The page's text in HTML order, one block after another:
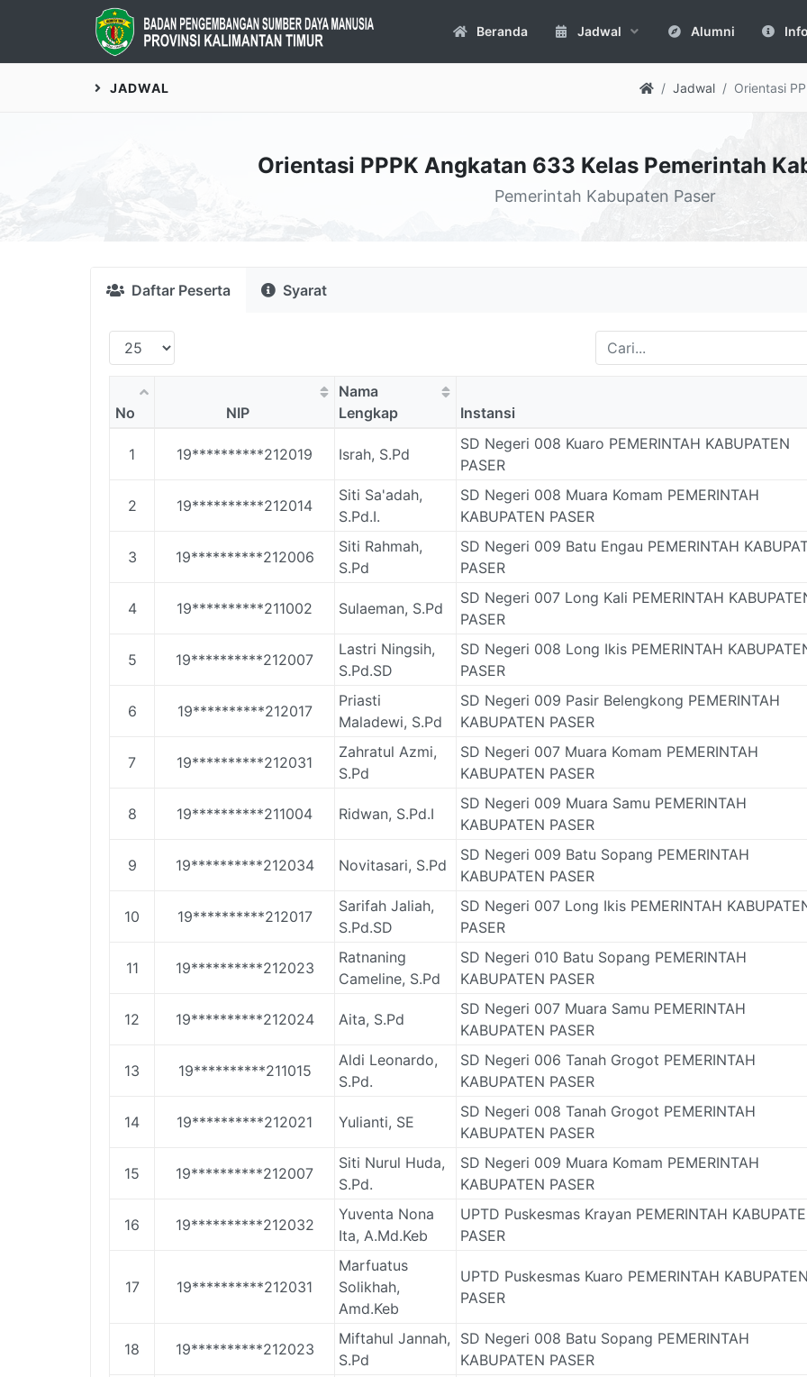
Beranda Jadwal Alumni
JADWAL Jadwal Orientasi
Orientasi PPPK Angkatan 633 Kelas Pemerintah
Pemerintah Kabupaten Paser
Daftar Peserta Syarat
No NIP
Nama
Lengkap
Instansi
1 19**********212019 Israh, S.Pd
SD Negeri 008 Kuaro PEMERINTAH KABUPATEN
PASER
2 19**********212014
Siti Sa'adah,
S.Pd.I.
SD Negeri 008 Muara Komam PEMERINTAH
KABUPATEN PASER
3 19**********212006
Siti Rahmah,
S.Pd
SD Negeri 009 Batu Engau PEMERINTAH
PASER
4 19**********211002 Sulaeman, S.Pd
SD Negeri 007 Long Kali PEMERINTAH
PASER
5 19**********212007
Lastri Ningsih,
S.Pd.SD
SD Negeri 008 Long Ikis PEMERINTAH
PASER
6 19**********212017
Priasti
Maladewi, S.Pd
SD Negeri 009 Pasir Belengkong PEMERINTAH
KABUPATEN PASER
7 19**********212031
Zahratul Azmi,
S.Pd
SD Negeri 007 Muara Komam PEMERINTAH
KABUPATEN PASER
8 19**********211004 Ridwan, S.Pd.I
SD Negeri 009 Muara Samu PEMERINTAH
KABUPATEN PASER
9 19**********212034 Novitasari, S.Pd
SD Negeri 009 Batu Sopang PEMERINTAH
KABUPATEN PASER
10 19**********212017
Sarifah Jaliah,
S.Pd.SD
SD Negeri 007 Long Ikis PEMERINTAH
PASER
11 19**********212023
Ratnaning
Cameline, S.Pd
SD Negeri 010 Batu Sopang PEMERINTAH
KABUPATEN PASER
12 19**********212024 Aita, S.Pd
SD Negeri 007 Muara Samu PEMERINTAH
KABUPATEN PASER
13 19**********211015
Aldi Leonardo,
S.Pd.
SD Negeri 006 Tanah Grogot PEMERINTAH
KABUPATEN PASER
14 19**********212021 Yulianti, SE
SD Negeri 008 Tanah Grogot PEMERINTAH
KABUPATEN PASER
15 19**********212007
Siti Nurul Huda,
S.Pd.
SD Negeri 009 Muara Komam PEMERINTAH
KABUPATEN PASER
16 19**********212032
Yuventa Nona
Ita, A.Md.Keb
UPTD Puskesmas Krayan PEMERINTAH
PASER
17 19**********212031
Marfuatus
Solikhah,
Amd.Keb
UPTD Puskesmas Kuaro PEMERINTAH
PASER
18 19**********212023
Miftahul Jannah,
S.Pd
SD Negeri 008 Batu Sopang PEMERINTAH
KABUPATEN PASER